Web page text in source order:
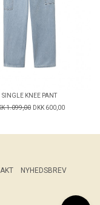
SINGLE KNEE PANT
1.099,00 DKK 600,00
NYHEDSBREV